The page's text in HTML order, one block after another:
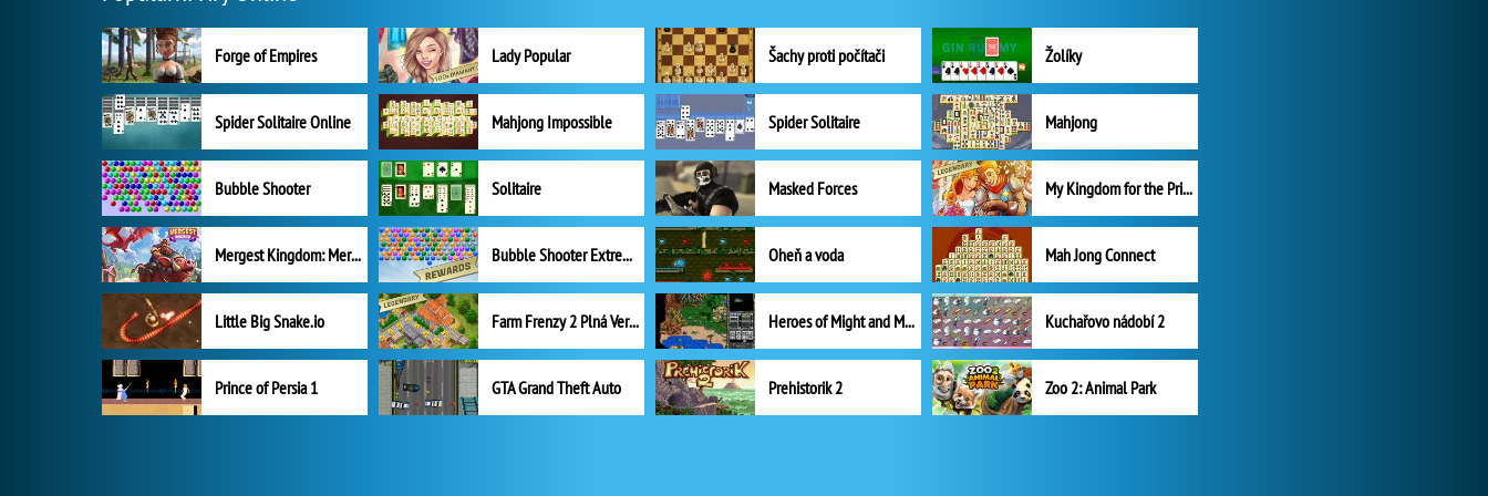
Forge of Empires Lady Popular Šachy proti počítači Žolíky
Spider Solitaire Online Mahjong Impossible Spider Solitaire Mahjong
Bubble Shooter Solitaire Masked Forces My Kingdom for the Princess Plná verze
Mergest Kingdom: Merge Puzzle Bubble Shooter Extreme Oheň a voda Mah Jong Connect
Little Big Snake.io Farm Frenzy 2 Plná Verze Heroes of Might and Magic II Kuchařovo nádobí 2
Prince of Persia 1 GTA Grand Theft Auto Prehistorik 2 Zoo 2: Animal Park